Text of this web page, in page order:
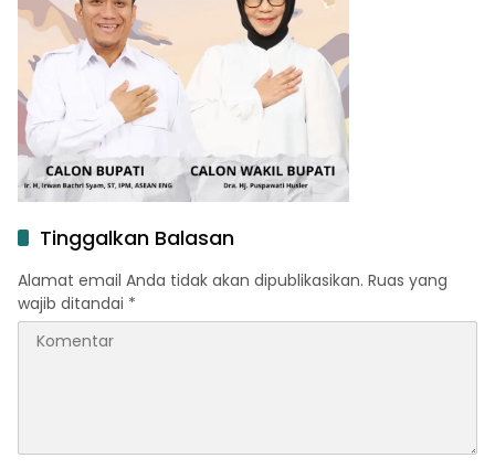
Tinggalkan Balasan
Alamat email Anda tidak akan dipublikasikan. Ruas yang
wajib ditandai *